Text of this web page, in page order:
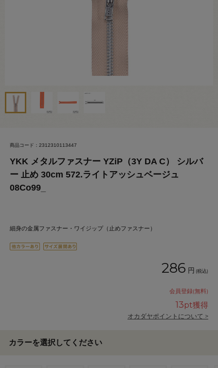
商品コード：2312310113447
YKK メタルファスナー YZiP（3Y DA C） シルバ
ー 止め 30cm 572.ライトアッシュベージュ
08Co99_
細身の金属ファスナー・ワイジップ（止めファスナー）
286 円 (税込)
会員登録(無料)
13pt獲得
オカダヤポイントについて >
カラーを選択してください